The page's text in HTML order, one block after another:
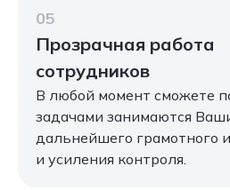
05
Прозрачная работа
сотрудников
В любой момент сможете
задачами занимаются
дальнейшего грамотного
и усиления контроля.